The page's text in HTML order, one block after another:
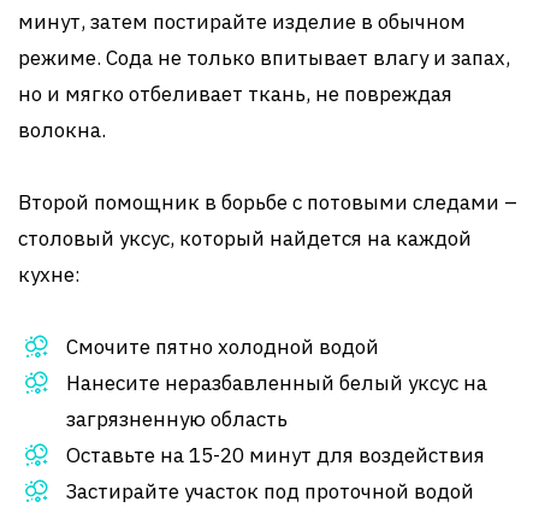
минут, затем постирайте изделие в обычном
режиме. Сода не только впитывает влагу и запах,
но и мягко отбеливает ткань, не повреждая
волокна.
Второй помощник в борьбе с потовыми следами –
столовый уксус, который найдется на каждой
кухне:
Смочите пятно холодной водой
Нанесите неразбавленный белый уксус на
загрязненную область
Оставьте на 15-20 минут для воздействия
Застирайте участок под проточной водой